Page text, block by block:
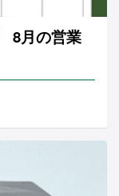
8月の営業